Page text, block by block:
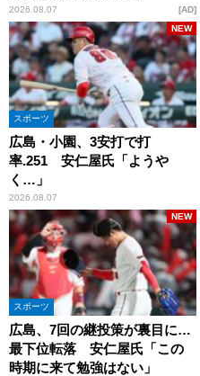
2026.08.07 AD
スポーツ
広島・小園、3安打で打
率.251 安仁屋氏「ようや
く…」
2026.08.07
NEW
スポーツ
広島、7回の継投策が裏目に…
最下位転落 安仁屋氏「この
時期に来て勉強はない」
NEW